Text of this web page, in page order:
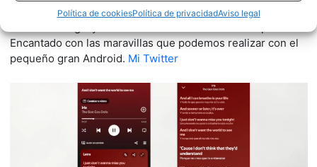
Política de cookiesPolítica de privacidadAviso legal
ExRedactor en ProAndroid.com | Geek proactivo, curioso
Encantado con las maravillas que podemos realizar con el
pequeño gran Android. Mi Twitter